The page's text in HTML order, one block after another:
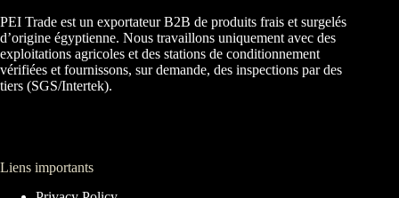
PEI Trade est un exportateur B2B de produits frais et surgelés
d’origine égyptienne. Nous travaillons uniquement avec des
exploitations agricoles et des stations de conditionnement
vérifiées et fournissons, sur demande, des inspections par des
tiers (SGS/Intertek).
Liens importants